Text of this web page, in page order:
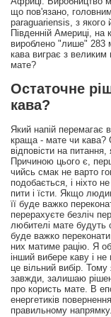
що пов'язано,
paraguariensis, з якого
Південній Америці, на
вироблено "лише" 283
кава виграє з
мате?
Остаточне
кава?
Який напій перемагає
краща - мате чи кава?
відповісти на
Причиною цього є,
чийсь смак не варто
подобається, і ніхто
пити і їсти. Якщо
її буде важко
перерахуєте безліч
любителі мате будуть
буде важко
них матиме рацію. Я
інший вибере каву і
це вільний вибір.
завжди, залишаю
про користь мате. В
енергетиків
правильному напрямку.